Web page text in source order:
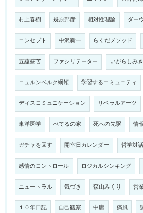
村上春樹 幾原邦彦 相対性理論 ダー
コンセプト 中沢新一 らくだメソッド
五蘊盛苦 ファシリテーター いがらしみ
ニュルンベルク綱領 学習するコミュニティ
ディスコミュニケーション リベラルアーツ
東洋医学 べてるの家 死への先駆 情
ガチャを回す 開室日カレンダー 哲学対話
感情のコントロール ロジカルシンキング
ニュートラル 気づき 森山みくり 営
１０年日記 自己観察 中庸 痛風